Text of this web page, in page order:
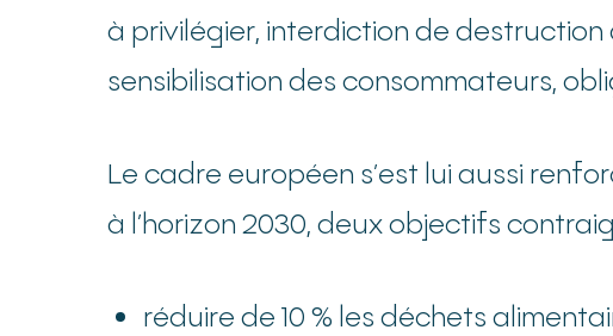
à privilégier, interdiction de
sensibilisation des consommateurs,
Le cadre européen s’est lui aussi
à l’horizon 2030, deux objectifs
réduire de 10 % les déchets